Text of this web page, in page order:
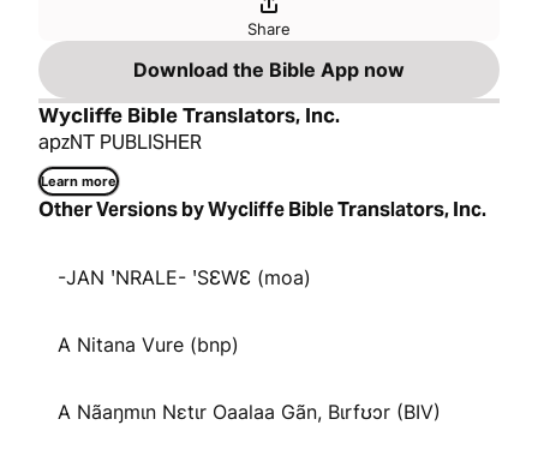
Share
Download the Bible App now
Wycliffe Bible Translators, Inc.
apzNT PUBLISHER
Learn more
Other Versions by Wycliffe Bible Translators, Inc.
-JAN ꞌNRALE- ꞌSƐWƐ (moa)
A Nitana Vure (bnp)
A Nãaŋmɩn Nɛtɩr Oaalaa Gãn, Bɩrfʊɔr (BIV)